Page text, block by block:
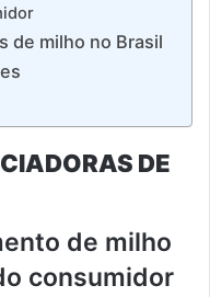
de milho no Brasil
DE
de milho
consumidor